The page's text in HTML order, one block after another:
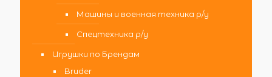
Машины и военная техника р/у
Спецтехника р/у
Игрушки по Брендам
Bruder